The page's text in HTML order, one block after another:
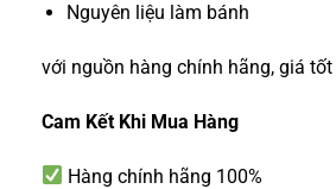
Nguyên liệu làm bánh
với nguồn hàng chính hãng, giá
Cam Kết Khi Mua Hàng
Hàng chính hãng 100%